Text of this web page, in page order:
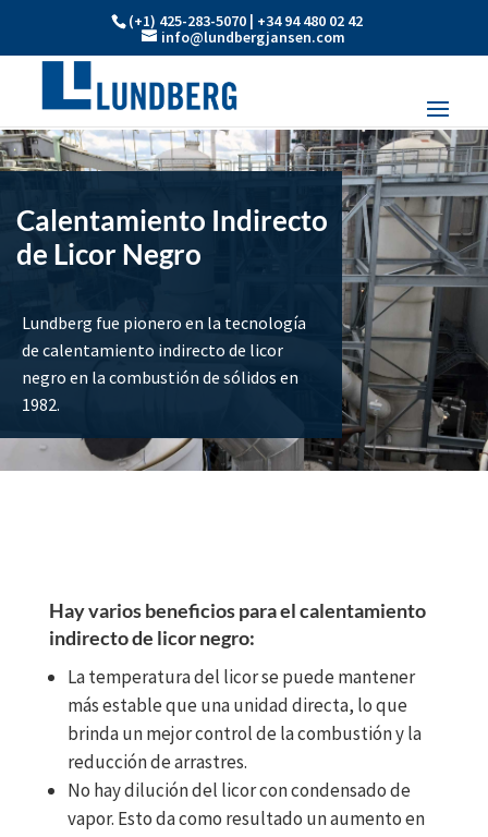
(+1) 425-283-5070 | +34 94 480 02 42
info@lundbergjansen.com
Calentamiento Indirecto
de Licor Negro
Lundberg fue pionero en la tecnología
de calentamiento indirecto de licor
negro en la combustión de sólidos en
1982.
Hay varios beneficios para el calentamiento
indirecto de licor negro:
La temperatura del licor se puede mantener
más estable que una unidad directa, lo que
brinda un mejor control de la combustión y la
reducción de arrastres.
No hay dilución del licor con condensado de
vapor. Esto da como resultado un aumento en